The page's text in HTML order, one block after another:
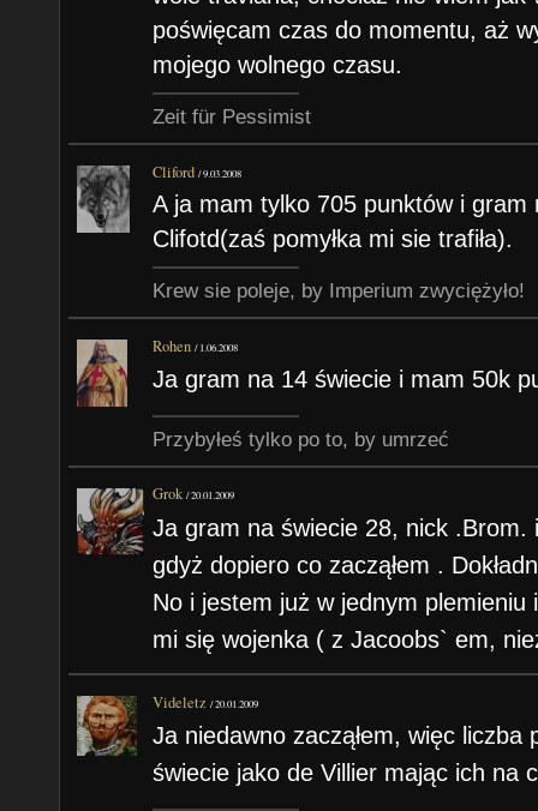
poświęcam czas do momentu, aż
mojego wolnego czasu.
Zeit für Pessimist
Cliford /9.03.2008
A ja mam tylko 705 punktów i gram
Clifotd(zaś pomyłka mi sie trafiła).
Krew sie poleje, by Imperium zwyciężyło!
Rohen /1.06.2008
Ja gram na 14 świecie i mam 50k
Przybyłeś tylko po to, by umrzeć
Grok /20.01.2009
Ja gram na świecie 28, nick
gdyż dopiero co zacząłem .
No i jestem już w jednym
mi się wojenka ( z Jacoobs` em,
Videletz /20.01.2009
Ja niedawno zacząłem, więc
świecie jako de Villier mając ich na